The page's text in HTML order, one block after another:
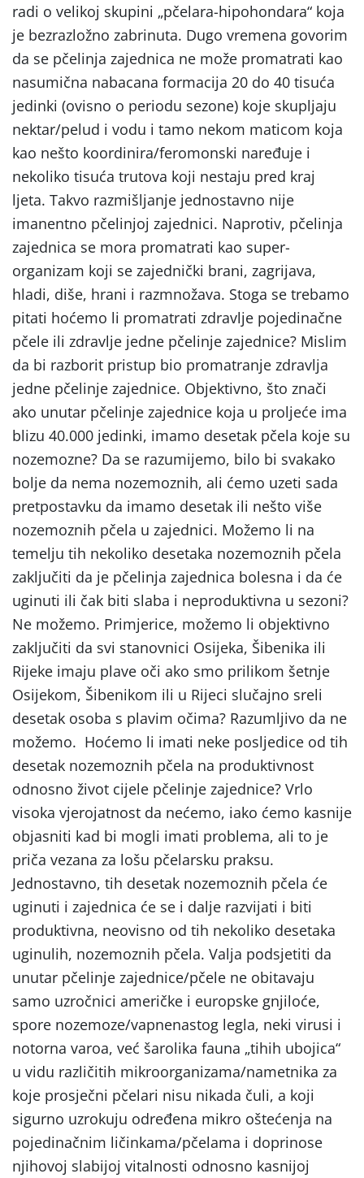
radi o velikoj skupini „pčelara-hipohondara“ koja
je bezrazložno zabrinuta. Dugo vremena govorim
da se pčelinja zajednica ne može promatrati kao
nasumična nabacana formacija 20 do 40 tisuća
jedinki (ovisno o periodu sezone) koje skupljaju
nektar/pelud i vodu i tamo nekom maticom koja
kao nešto koordinira/feromonski naređuje i
nekoliko tisuća trutova koji nestaju pred kraj
ljeta. Takvo razmišljanje jednostavno nije
imanentno pčelinjoj zajednici. Naprotiv, pčelinja
zajednica se mora promatrati kao super-
organizam koji se zajednički brani, zagrijava,
hladi, diše, hrani i razmnožava. Stoga se trebamo
pitati hoćemo li promatrati zdravlje pojedinačne
pčele ili zdravlje jedne pčelinje zajednice? Mislim
da bi razborit pristup bio promatranje zdravlja
jedne pčelinje zajednice. Objektivno, što znači
ako unutar pčelinje zajednice koja u proljeće ima
blizu 40.000 jedinki, imamo desetak pčela koje su
nozemozne? Da se razumijemo, bilo bi svakako
bolje da nema nozemoznih, ali ćemo uzeti sada
pretpostavku da imamo desetak ili nešto više
nozemoznih pčela u zajednici. Možemo li na
temelju tih nekoliko desetaka nozemoznih pčela
zaključiti da je pčelinja zajednica bolesna i da će
uginuti ili čak biti slaba i neproduktivna u sezoni?
Ne možemo. Primjerice, možemo li objektivno
zaključiti da svi stanovnici Osijeka, Šibenika ili
Rijeke imaju plave oči ako smo prilikom šetnje
Osijekom, Šibenikom ili u Rijeci slučajno sreli
desetak osoba s plavim očima? Razumljivo da ne
možemo. Hoćemo li imati neke posljedice od tih
desetak nozemoznih pčela na produktivnost
odnosno život cijele pčelinje zajednice? Vrlo
visoka vjerojatnost da nećemo, iako ćemo kasnije
objasniti kad bi mogli imati problema, ali to je
priča vezana za lošu pčelarsku praksu.
Jednostavno, tih desetak nozemoznih pčela će
uginuti i zajednica će se i dalje razvijati i biti
produktivna, neovisno od tih nekoliko desetaka
uginulih, nozemoznih pčela. Valja podsjetiti da
unutar pčelinje zajednice/pčele ne obitavaju
samo uzročnici američke i europske gnjiloće,
spore nozemoze/vapnenastog legla, neki virusi i
notorna varoa, već šarolika fauna „tihih ubojica“
u vidu različitih mikroorganizama/nametnika za
koje prosječni pčelari nisu nikada čuli, a koji
sigurno uzrokuju određena mikro oštećenja na
pojedinačnim ličinkama/pčelama i doprinose
njihovoj slabijoj vitalnosti odnosno kasnijoj